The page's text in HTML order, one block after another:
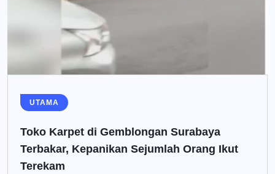
UTAMA
Toko Karpet di Gemblongan Surabaya
Terbakar, Kepanikan Sejumlah Orang Ikut
Terekam